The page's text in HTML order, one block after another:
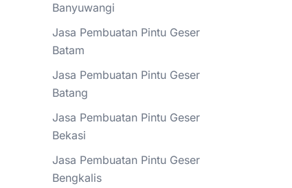
Banyuwangi
Jasa Pembuatan Pintu Geser
Batam
Jasa Pembuatan Pintu Geser
Batang
Jasa Pembuatan Pintu Geser
Bekasi
Jasa Pembuatan Pintu Geser
Bengkalis